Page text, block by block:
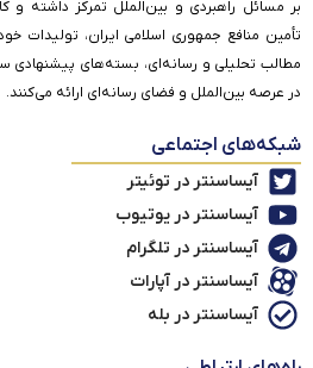
بر مسائل راهبردی و بین‌الملل تمرکز داشته و
تأمین منافع جمهوری اسلامی ایران، تولیدات
مطالب تحلیلی و رسانه‌ای، بسته‌های پیشنهادی
در عرصه بین‌الملل و فضای رسانه‌ای ارائه می‌کنند.
شبکه‌های اجتماعی
آیساسنتر در توئیتر
آیساسنتر در یوتیوب
آیساسنتر در تلگرام
آیساسنتر در آپارات
آیساسنتر در بله